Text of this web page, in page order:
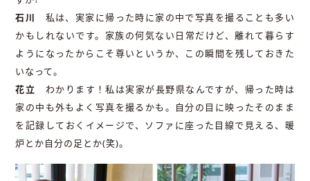
石川
私は、実家に帰った時に家の中で写真を撮ることも多い
かもしれないです。家族の何気ない日常だけど、離れて暮らす
ようになったからこそ尊いというか、この瞬間を残しておきた
いなって。
花立
わかります！私は実家が長野県なんですが、帰った時は
家の中も外もよく写真を撮るかも。自分の目に映ったそのまま
を記録しておくイメージで、ソファに座った目線で見える、暖
炉とか自分の足とか(笑)。